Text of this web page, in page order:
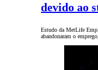
devido ao
Estudo da MetLife
abandonaram o